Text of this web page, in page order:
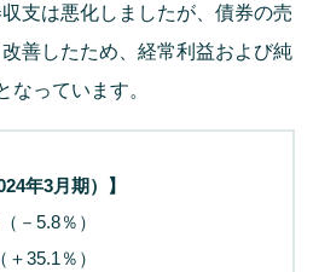
支は悪化しましたが、債券の売
善したため、経常利益および純
なっています。
年3月期）】
－5.8％）
35.1％）